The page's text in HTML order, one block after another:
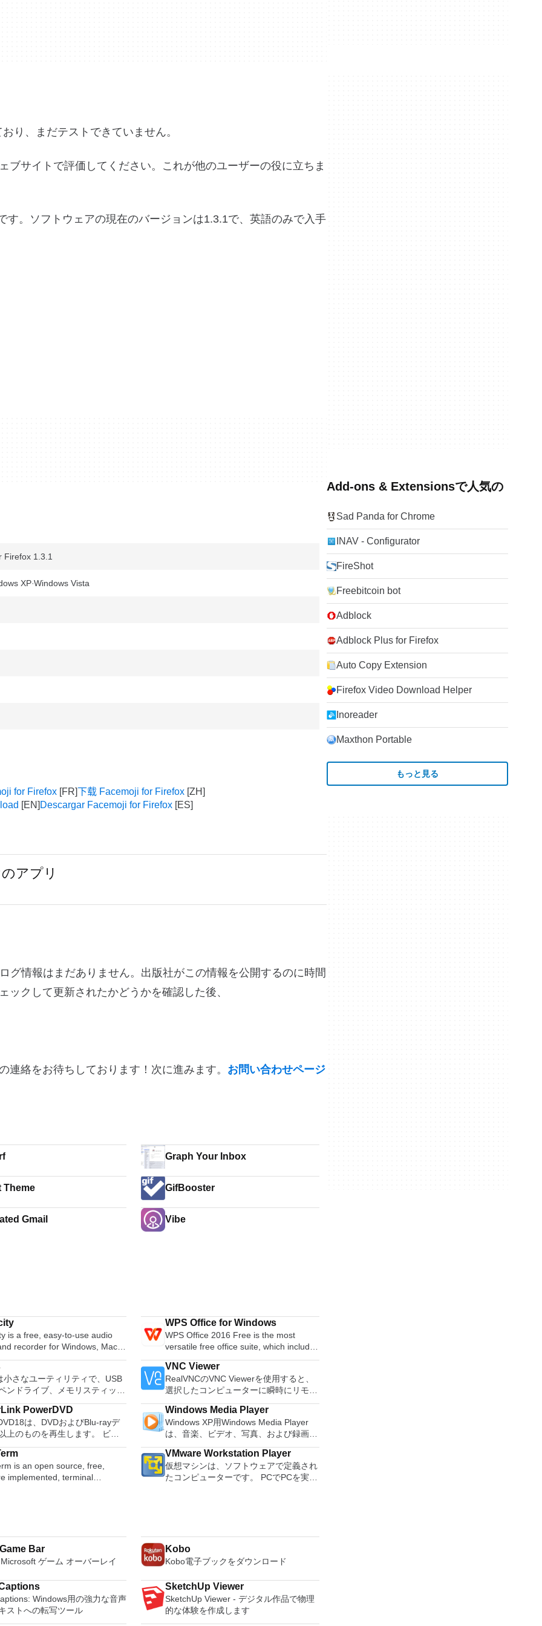
り、まだテストできていません。
ブサイトで評価してください。これが他のユーザーの役に立ちま
。ソフトウェアの現在のバージョンは1.3.1で、英語のみで入手
Firefox 1.3.1
XP Windows Vista
for Firefox
下载 Facemoji for Firefox
Descargar Facemoji for Firefox
アプリ
グ情報はまだありません。出版社がこの情報を公開するのに時間
クして更新されたかどうかを確認した後、
絡をお待ちしております！次に進みます。 お問い合わせページ
Graph Your Inbox
Theme GifBooster
Gmail Vibe
is a free, easy-to-use audio
recorder for Windows, Mac
Linux and other operating
You can use Audacity to:
Convert tapes and
into digital recordings or CDs.
Vorbis, MP3, WAV or AIFF
splice or mix
the speed or
a recording. Add new effects
with LADSPA plug-ins. And more!
WPS Office for Windows
WPS Office 2016 Free is the most
versatile free office suite, which includes
free word processor, spreadsheet
program and presentation maker. With
these three programs you will easily be
able to deal with any office related
tasks. WPS Office 2016 Free has
multiple language support for English,
French, German, Spanish,
Portuguese,Russian and Polish
languages. To switch between
languages requires only a single click!
Despite being a free suite, WPS Office
comes with many innovative features,
language UI,File Roaming and Docer
online templates. Key features include:
Presentation Multimedia presentations
creator. Spreadsheets Powerful tool for
data processing and analysis. 100%
compatible with MS Office document file
小さなユーティリティで、USB
ンドライブ、メモリスティック
動可能なUSBフラッシュドライ
ーマットおよび作成できます。
、次のシナリオで役立ちます。
、Linux、およびUEFI用の起動
からUSBインストールメディ
る必要がある場合。 OSがイ
ルされていないシステムで作業
場合。 BIOSまたはその
、Archbang、BartPE /
、CentOS、Damn Small
、FreeDOS、Gentoo、
Knoppix、Kubuntu、Linux
Password Registry Editor、
、Parted Magic、
VNC Viewer
RealVNCのVNC Viewerを使用すると、
選択したコンピューターに瞬時にリモー
トアクセスできます。 Mac、Windows
PC、またはLinuxマシン、世界中のどこ
からでも。 VNC Viewerを使用すると、
コンピューターのデスクトップを表示し
たり、コンピューターの前に直接座って
いるかのようにマウスとキーボードを制
御したりできます。 VNC Viewerは、イ
ンストールと使用が簡単です。制御した
フォームにVNC Viewerをインストール
する権限がない場合は、スタンドアロン
オプションを選択する必要があります。
サービスを介してVNC Connectを実行し
ているコンピューターに接続します。
Apple Screen Sharing（ARD）などのサ
PowerDVD
は、DVDおよびBlu-rayデ
上のものを再生します。 ビデ
ディオ、写真、VR 360°コンテ
らにはYouTubeやVimeoにとっ
は重要なエンターテ
です。 Ultra HD HDR TV
い再生サポートと独自の強化に
こにいても簡単にリラックスで
新機能は次のとおりです。 4K
/ H.265およびHDR10コンテ
ポート全画面モードで21：9モ
2.35：1の映画を見る常時オン
ューでYouTubeライブを見る
Windows Media Player
Windows XP用Windows Media Player
は、音楽、ビデオ、写真、および録画し
たテレビ番組などすべてを保存して楽し
む最適な機能を搭載しています。 再
生、表示、外出先で楽しむためのポータ
ブル デバイスとの同期、さらには家中
をより多く - デジタル音楽体験がさらに
楽しくなります。 エンターテイメント
をすべて1つの場所に - 音楽、ビデオ、
して楽しめます。 どこでも楽しめる -
どこにいても音楽、ビデオ、写真にアク
セスできます。
is an open source, free,
implemented, terminal
language and some
Key features
names. Supports SSH,
telnet and serial ports.
dec/digital/vt terminal
a useful
VMware Workstation Player
仮想マシンは、ソフトウェアで定義され
たコンピューターです。 PCでPCを実行
はVMware ESXで作成された仮想マシン
を簡単に操作できます。 主な機能は次
のとおりです。 1台のPCで複数のオペ
レーティングシステムを同時に実行しま
す。 インストールや構成の問題なし
に、事前構成された製品の利点を体験し
てください。 ホストコンピューターと
仮想マシン間でデータを共有します。
Bar
ゲーム オーバーレイ
Kobo
Kobo電子ブックをダウンロード
Windows用の強力な音声
ストへの転写ツール
SketchUp Viewer
SketchUp Viewer - デジタル作品で物理
的な体験を作成します
Add-ons & Extensionsで人気の
Sad Panda for Chrome
INAV - Configurator
FireShot
Freebitcoin bot
Adblock
Adblock Plus for Firefox
Auto Copy Extension
Firefox Video Download Helper
Inoreader
Maxthon Portable
もっと見る